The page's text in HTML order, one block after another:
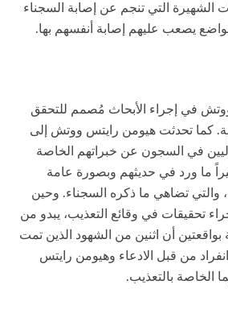
الشهيرة التي تنجم عن إصابة السجناء
يصعب عليهم إصابة أنفسهم بها.
في إجراء الأبحاث مُصمم للتحقق
كما تحدثت هيومن رايتس ووتش إلى
في السجون عن خبراتهم الخاصة
ما ورد في حديثهم وبصورة عامة
والتي تضاهي ما ذكره السجناء. وحين
تحقيقات في وقائع التعذيب، يبدو من
أن اثنين من الشهود الذين تمت
من قبل الادعاء وهيومن رايتس
الخاصة بالتعذيب.